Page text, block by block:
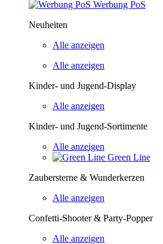
Werbung PoS
Neuheiten
Alle anzeigen
Alle anzeigen
Kinder- und Jugend-Display
Alle anzeigen
Kinder- und Jugend-Sortimente
Alle anzeigen
Green Line
Zaubersterne & Wunderkerzen
Alle anzeigen
Confetti-Shooter & Party-Popper
Alle anzeigen